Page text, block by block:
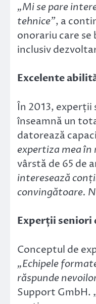
„Mi se pare
tehnice”, a
onorariu care se
inclusiv
Excelente
În 2013, experții
înseamnă un
datorează
expertiza mea în
vârstă de 65 de
interesează
convingătoare.
Experții seniori
Conceptul de
„Echipele
răspunde
Support GmbH.